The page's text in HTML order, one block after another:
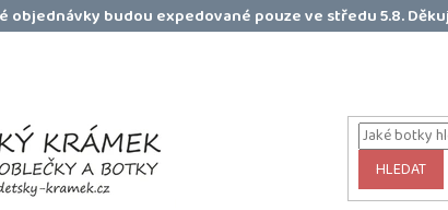
objednávky budou expedované pouze ve středu 5.8.
HLEDAT